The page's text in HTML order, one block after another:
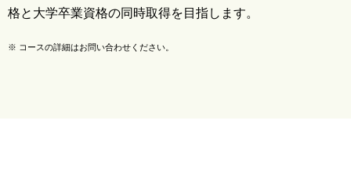
格と大学卒業資格の同時取得を目指します。
※ コースの詳細はお問い合わせください。